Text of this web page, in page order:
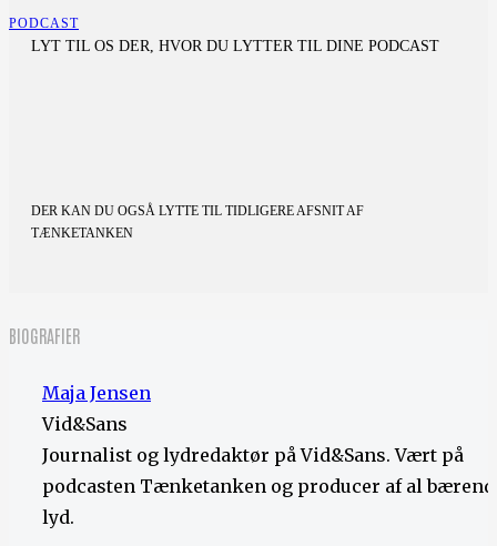
PODCAST
LYT TIL OS DER, HVOR DU LYTTER TIL DINE PODCAST
DER KAN DU OGSÅ LYTTE TIL TIDLIGERE AFSNIT AF
TÆNKETANKEN
BIOGRAFIER
Maja Jensen
Vid&Sans
Journalist og lydredaktør på Vid&Sans. Vært på
podcasten Tænketanken og producer af al
lyd.